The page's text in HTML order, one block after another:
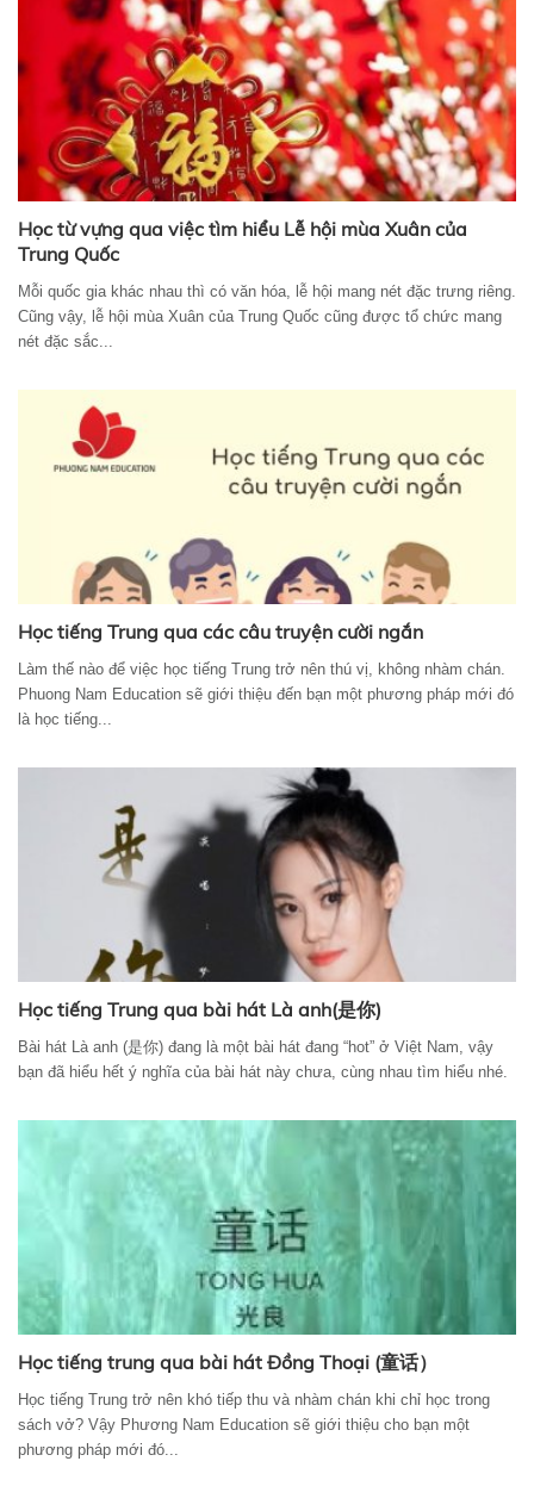
Học từ vựng qua việc tìm hiểu Lễ hội mùa Xuân của
Trung Quốc
Mỗi quốc gia khác nhau thì có văn hóa, lễ hội mang nét đặc trưng riêng.
Cũng vậy, lễ hội mùa Xuân của Trung Quốc cũng được tổ chức mang
nét đặc sắc...
Học tiếng Trung qua các câu truyện cười ngắn
Làm thế nào để việc học tiếng Trung trở nên thú vị, không nhàm chán.
Phuong Nam Education sẽ giới thiệu đến bạn một phương pháp mới đó
là học tiếng...
Học tiếng Trung qua bài hát Là anh(是你)
Bài hát Là anh (是你) đang là một bài hát đang “hot” ở Việt Nam, vậy
bạn đã hiểu hết ý nghĩa của bài hát này chưa, cùng nhau tìm hiểu nhé.
Học tiếng trung qua bài hát Đồng Thoại (童话）
Học tiếng Trung trở nên khó tiếp thu và nhàm chán khi chỉ học trong
sách vở? Vậy Phương Nam Education sẽ giới thiệu cho bạn một
phương pháp mới đó...